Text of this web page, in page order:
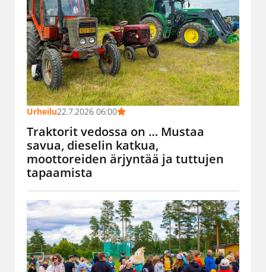
Urheilu22.7.2026 06:00
Traktorit vedossa on … Mustaa
savua, dieselin katkua,
moottoreiden ärjyntää ja tuttujen
tapaamista